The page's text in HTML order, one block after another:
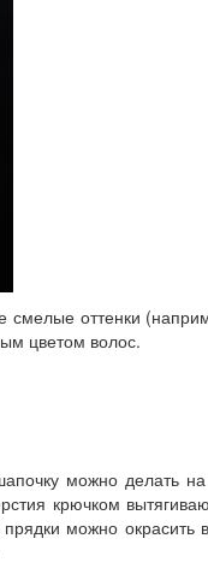
оттенки
цветом волос.
можно делать на
крючком
можно окрасить